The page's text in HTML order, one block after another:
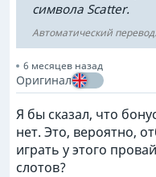
символа Scatter.
Автоматический
6 месяцев назад
Оригинал
Я бы сказал, что
нет. Это, вероятно,
играть у этого
слотов?